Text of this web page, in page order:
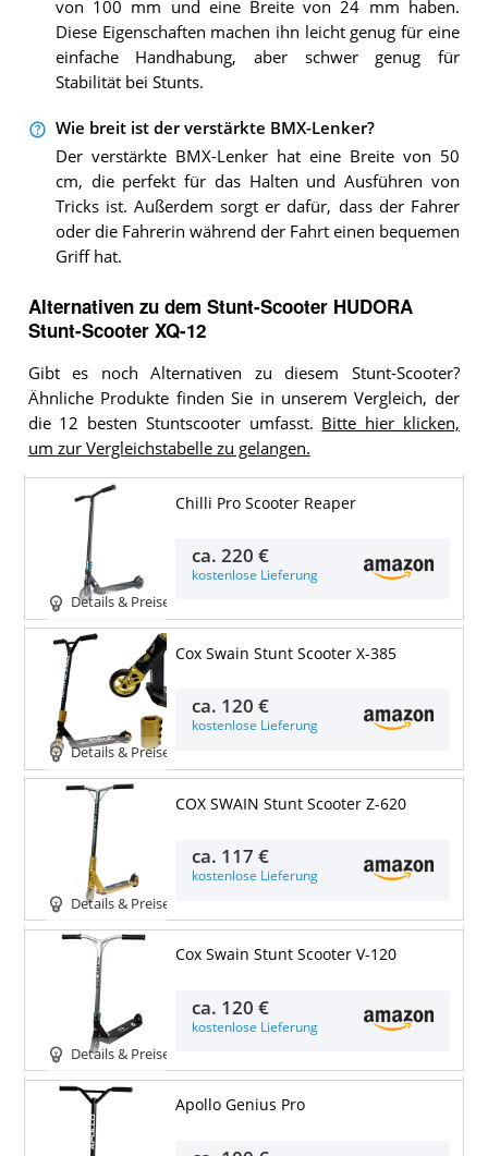
von 100 mm und eine Breite von 24 mm haben.
Diese Eigenschaften machen ihn leicht genug für eine
einfache Handhabung, aber schwer genug für
Stabilität bei Stunts.
Wie breit ist der verstärkte BMX-Lenker?
Der verstärkte BMX-Lenker hat eine Breite von 50
cm, die perfekt für das Halten und Ausführen von
Tricks ist. Außerdem sorgt er dafür, dass der Fahrer
oder die Fahrerin während der Fahrt einen bequemen
Griff hat.
Alternativen zu dem Stunt-Scooter HUDORA
Stunt-Scooter XQ-12
Gibt es noch Alternativen zu diesem Stunt-Scooter?
Ähnliche Produkte finden Sie in unserem Vergleich, der
die 12 besten Stuntscooter umfasst. Bitte hier klicken,
um zur Vergleichstabelle zu gelangen.
Details & Preise
Chilli Pro Scooter Reaper
ca.220 €
kostenlose Lieferung
Details & Preise
Cox Swain Stunt Scooter X-385
ca. 120 €
kostenlose Lieferung
Details & Preise
COX SWAIN Stunt Scooter Z-620
ca. 117 €
kostenlose Lieferung
Details & Preise
Cox Swain Stunt Scooter V-120
ca. 120 €
kostenlose Lieferung
Apollo Genius Pro